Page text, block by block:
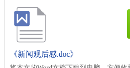
《新闻观后感.doc》